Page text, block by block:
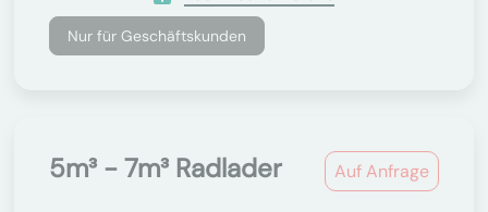
Nur für Geschäftskunden
Auf Anfrage
5m³ - 7m³ Radlader